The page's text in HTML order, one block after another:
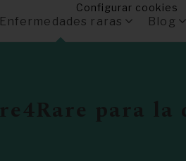
Enfermedades raras Blog
Configurar cookies